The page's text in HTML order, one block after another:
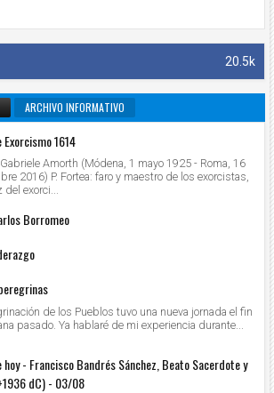
20.5k
ARCHIVO INFORMATIVO
Exorcismo 1614
Amorth (Módena, 1 mayo 1925 - Roma, 16
2016) P. Fortea: faro y maestro de los exorcistas,
del exorci...
Borromeo
de los Pueblos tuvo una nueva jornada el fin
pasado. Ya hablaré de mi experiencia durante...
hoy - Francisco Bandrés Sánchez, Beato Sacerdote y
dC) - 03/08